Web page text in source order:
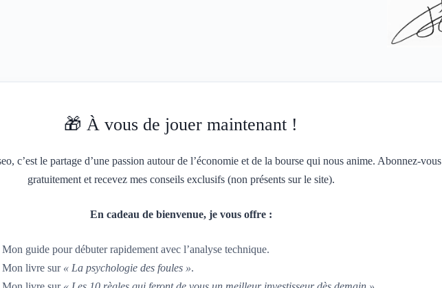
🎁 À vous de jouer maintenant !
c’est le partage d’une passion autour de l’économie et de la bourse qui nous anime. Abonnez-vous
gratuitement et recevez mes conseils exclusifs (non présents sur le site).
En cadeau de bienvenue, je vous offre :
Mon guide pour débuter rapidement avec l’analyse technique.
Mon livre sur « La psychologie des foules ».